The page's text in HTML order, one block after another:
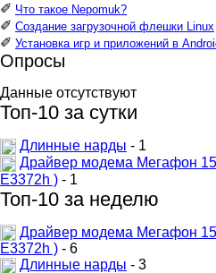
✐ Что такое Nepomuk?
✐ Создание загрузочной флешки Linux
✐ Установка игр и приложений в
Опросы
Данные отсутствуют
Топ-10 за сутки
Длинные нарды - 1
Драйвер модема Мегафон
E3372h ) - 1
Топ-10 за неделю
Драйвер модема Мегафон
E3372h ) - 6
Длинные нарды - 3